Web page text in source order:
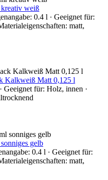
weiß
0.4 l · Geeignet für:
matt,
Kalkweiß Matt 0,125 l
Geeignet für: Holz, innen ·
gelb
0.4 l · Geeignet für:
matt,